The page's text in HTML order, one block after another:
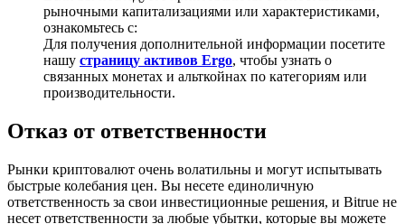
Share 500000 CASHCAT prize pool
Exclusive for BitMart Users
Precious Metals Trading Carnival
рыночными капитализациями или характеристиками,
ознакомьтесь с:
Для получения дополнительной информации посетите
нашу страницу активов Ergo, чтобы узнать о
связанных монетах и альткойнах по категориям или
производительности.
Отказ от ответственности
Рынки криптовалют очень волатильны и могут испытывать
быстрые колебания цен. Вы несете единоличную
ответственность за свои инвестиционные решения, и Bitrue не
несет ответственности за любые убытки, которые вы можете